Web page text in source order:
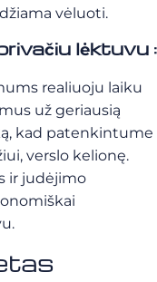
vėluoti.
lėktuvu :
realiuoju laiku
už geriausią
kad patenkintume
verslo kelionę.
ir judėjimo